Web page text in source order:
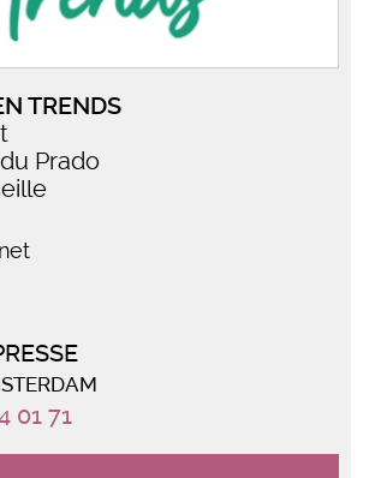
TRENDS
Prado
01 71